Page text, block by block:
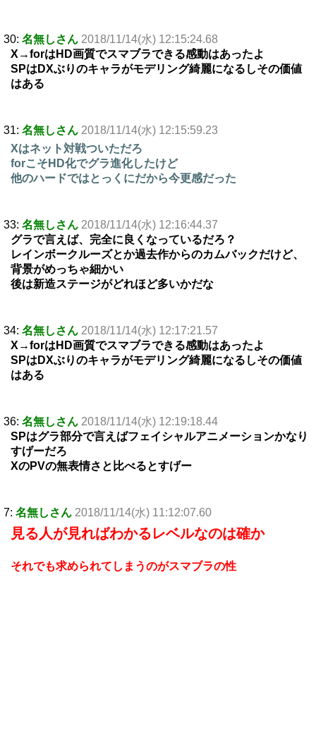
30: 名無しさん 2018/11/14(水) 12:15:24.68
X→forはHD画質でスマブラできる感動はあったよ
SPはDXぶりのキャラがモデリング綺麗になるしその価値
はある
31: 名無しさん 2018/11/14(水) 12:15:59.23
Xはネット対戦ついただろ
forこそHD化でグラ進化したけど
他のハードではとっくにだから今更感だった
33: 名無しさん 2018/11/14(水) 12:16:44.37
グラで言えば、完全に良くなっているだろ？
レインボークルーズとか過去作からのカムバックだけど、
背景がめっちゃ細かい
後は新造ステージがどれほど多いかだな
34: 名無しさん 2018/11/14(水) 12:17:21.57
X→forはHD画質でスマブラできる感動はあったよ
SPはDXぶりのキャラがモデリング綺麗になるしその価値
はある
36: 名無しさん 2018/11/14(水) 12:19:18.44
SPはグラ部分で言えばフェイシャルアニメーションかなり
すげーだろ
XのPVの無表情さと比べるとすげー
7: 名無しさん 2018/11/14(水) 11:12:07.60
見る人が見ればわかるレベルなのは確か
それでも求められてしまうのがスマブラの性